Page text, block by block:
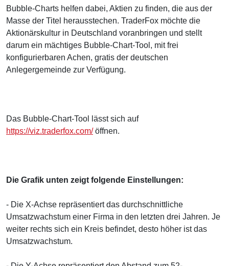
Bubble-Charts helfen dabei, Aktien zu finden, die aus der
Masse der Titel herausstechen. TraderFox möchte die
Aktionärskultur in Deutschland voranbringen und stellt
darum ein mächtiges Bubble-Chart-Tool, mit frei
konfigurierbaren Achen, gratis der deutschen
Anlegergemeinde zur Verfügung.
Das Bubble-Chart-Tool lässt sich auf
https://viz.traderfox.com/öffnen.
Die Grafik unten zeigt folgende Einstellungen:
- Die X-Achse repräsentiert das durchschnittliche
Umsatzwachstum einer Firma in den letzten drei Jahren. Je
weiter rechts sich ein Kreis befindet, desto höher ist das
Umsatzwachstum.